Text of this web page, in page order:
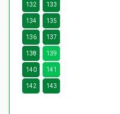
132 133
134 135
136 137
138 139
140 141
142 143